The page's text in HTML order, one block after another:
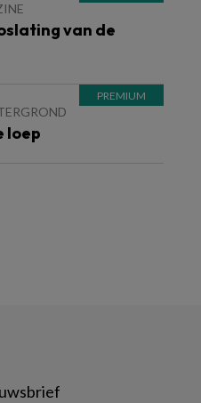
van de
loep